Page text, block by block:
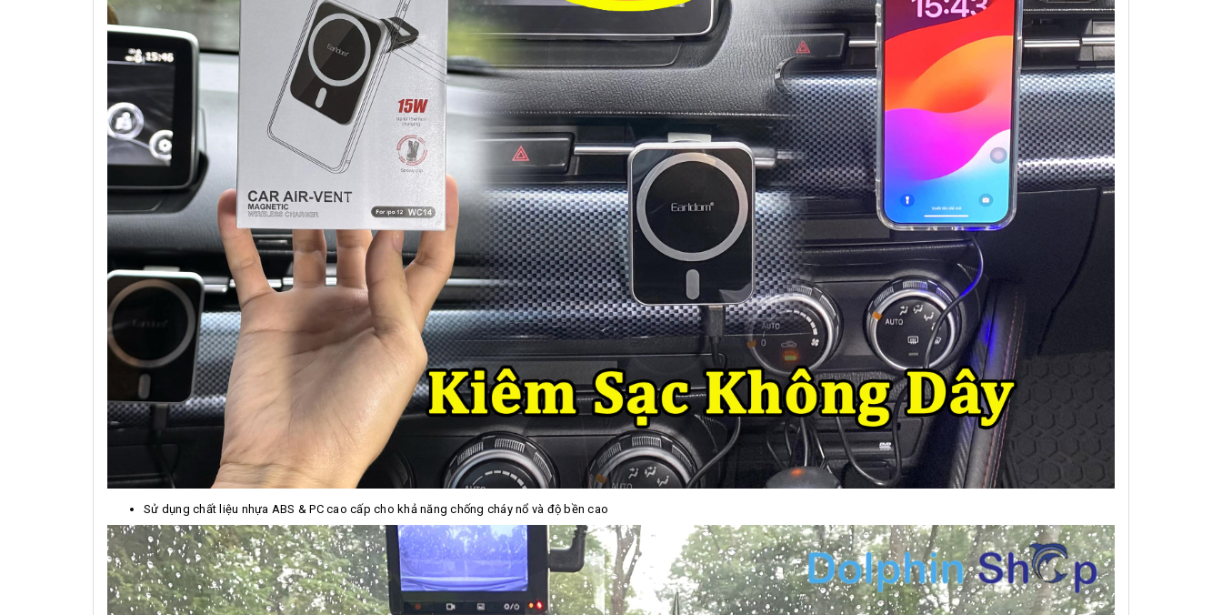
Sử dụng chất liệu nhựa ABS & PC cao cấp cho khả năng chống cháy nổ và độ bền cao